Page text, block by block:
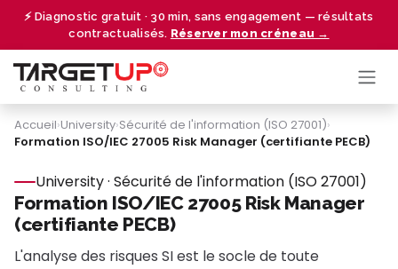
⚡ Diagnostic gratuit · 30 min, sans engagement — résultats
contractualisés. Réserver mon créneau →
Se rendre au contenu
Accueil›University›Sécurité de l'information (ISO 27001)›
Formation ISO/IEC 27005 Risk Manager (certifiante PECB)
University · Sécurité de l'information (ISO 27001)
Formation ISO/IEC 27005 Risk Manager
(certifiante PECB)
L'analyse des risques SI est le socle de toute